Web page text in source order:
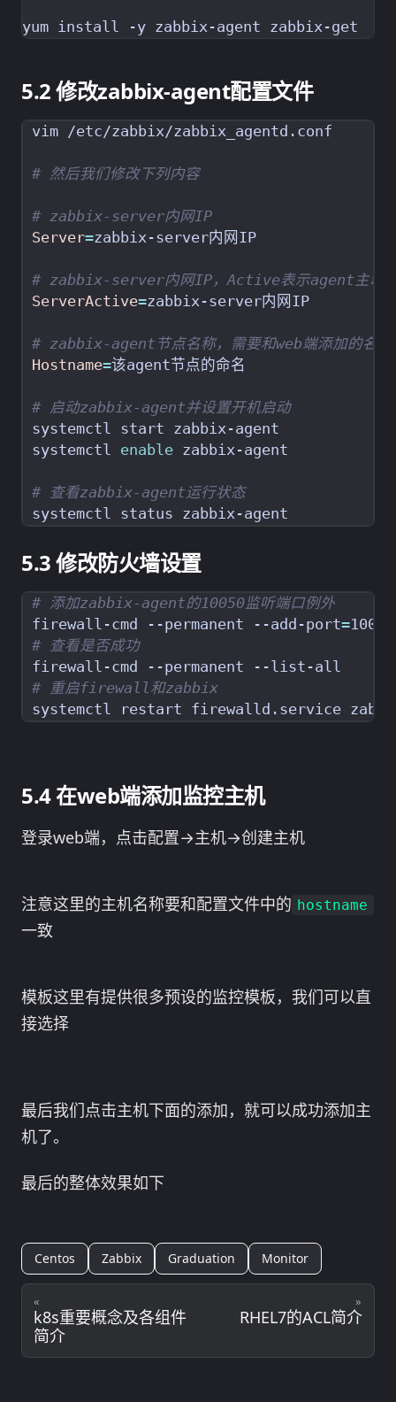
修改zabbix-agent配置文件
# 然后我们修改下列内容
# zabbix-server内网IP
Server=
# zabbix-server内网IP，Active表示agent主动
ServerActive=
# zabbix-agent节点名称，需要和web端添加的名称
Hostname=
# 启动zabbix-agent并设置开机启动
systemctl enable
# 查看zabbix-agent运行状态
修改防火墙设置
# 添加zabbix-agent的10050监听端口例外
firewall-cmd --permanent --add-port=
# 查看是否成功
# 重启firewall和zabbix
在web端添加监控主机
登录web端，点击配置→主机→创建主机
注意这里的主机名称要和配置文件中的 hostname
一致
模板这里有提供很多预设的监控模板，我们可以直
接选择
最后我们点击主机下面的添加，就可以成功添加主
机了。
最后的整体效果如下
Centos Zabbix Graduation Monitor
«
k8s重要概念及各组件
简介
»
RHEL7的ACL简介